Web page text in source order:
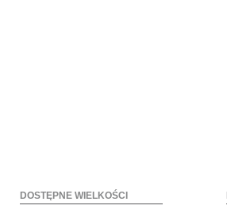
DOSTĘPNE WIELKOŚCI